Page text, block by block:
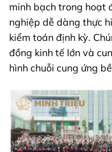
minh bạch trong hoạt
nghiệp dễ dàng thực
kiểm toán định kỳ.
đồng kinh tế lớn và
hình chuỗi cung ứng